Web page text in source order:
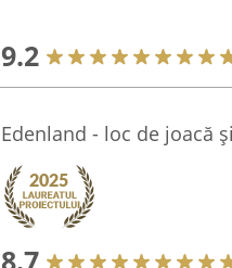
9.2
Edenland - loc de joacă
8.7